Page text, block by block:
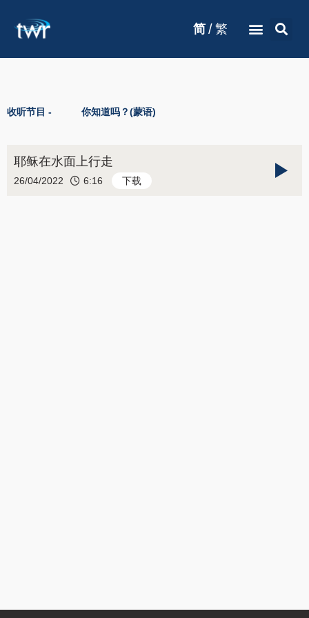
简 / 繁
收听节目 - 你知道吗？(蒙语)
耶稣在水面上行走
26/04/2022 6:16 下载